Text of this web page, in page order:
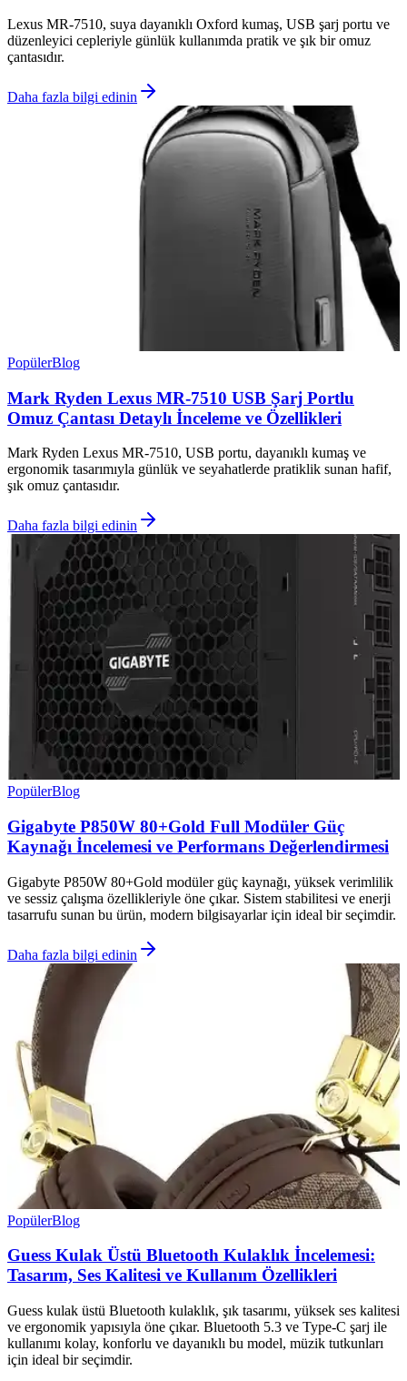
Lexus MR-7510, suya dayanıklı Oxford kumaş, USB şarj portu ve
düzenleyici cepleriyle günlük kullanımda pratik ve şık bir omuz
çantasıdır.
Daha fazla bilgi edinin
PopülerBlog
Mark Ryden Lexus MR-7510 USB Şarj Portlu
Omuz Çantası Detaylı İnceleme ve Özellikleri
Mark Ryden Lexus MR-7510, USB portu, dayanıklı kumaş ve
ergonomik tasarımıyla günlük ve seyahatlerde pratiklik sunan hafif,
şık omuz çantasıdır.
Daha fazla bilgi edinin
PopülerBlog
Gigabyte P850W 80+Gold Full Modüler Güç
Kaynağı İncelemesi ve Performans Değerlendirmesi
Gigabyte P850W 80+Gold modüler güç kaynağı, yüksek verimlilik
ve sessiz çalışma özellikleriyle öne çıkar. Sistem stabilitesi ve enerji
tasarrufu sunan bu ürün, modern bilgisayarlar için ideal bir seçimdir.
Daha fazla bilgi edinin
PopülerBlog
Guess Kulak Üstü Bluetooth Kulaklık İncelemesi:
Tasarım, Ses Kalitesi ve Kullanım Özellikleri
Guess kulak üstü Bluetooth kulaklık, şık tasarımı, yüksek ses kalitesi
ve ergonomik yapısıyla öne çıkar. Bluetooth 5.3 ve Type-C şarj ile
kullanımı kolay, konforlu ve dayanıklı bu model, müzik tutkunları
için ideal bir seçimdir.